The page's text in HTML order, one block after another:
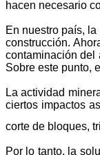
hacen necesario
En nuestro país,
construcción.
contaminación del
Sobre este punto,
La actividad
ciertos impactos
corte de bloques,
Por lo tanto, la